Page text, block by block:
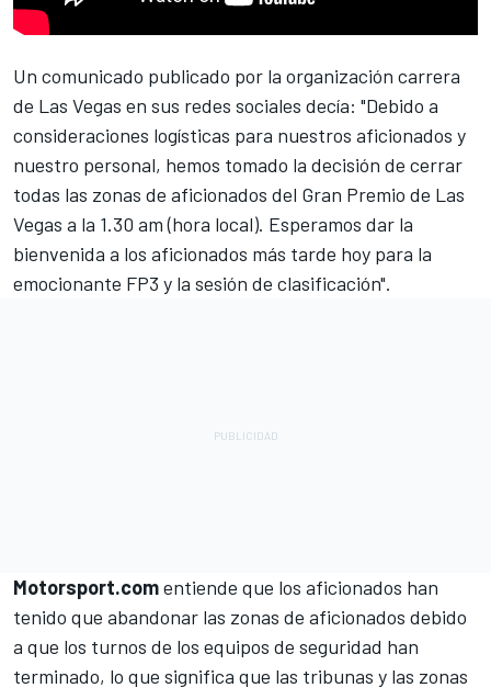
Un comunicado publicado por la organización carrera
de Las Vegas en sus redes sociales decía: "Debido a
consideraciones logísticas para nuestros aficionados y
nuestro personal, hemos tomado la decisión de cerrar
todas las zonas de aficionados del Gran Premio de Las
Vegas a la 1.30 am (hora local). Esperamos dar la
bienvenida a los aficionados más tarde hoy para la
emocionante FP3 y la sesión de clasificación".
Motorsport.comentiende que los aficionados han
tenido que abandonar las zonas de aficionados debido
a que los turnos de los equipos de seguridad han
terminado, lo que significa que las tribunas y las zonas